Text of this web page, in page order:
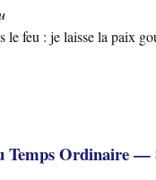
le feu : je laisse la paix
Temps Ordinaire